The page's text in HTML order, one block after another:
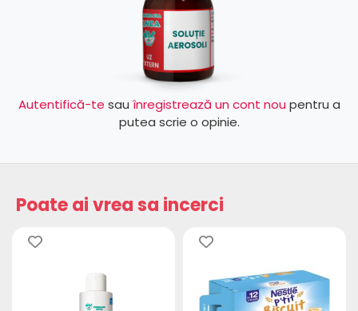
Autentifică-te sau înregistrează un cont nou pentru a
putea scrie o opinie.
Poate ai vrea sa incerci